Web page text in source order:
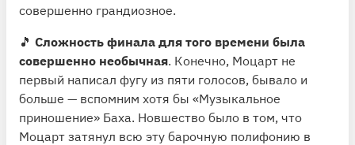
совершенно грандиозное.
🎵 Сложность финала для того времени была
совершенно необычная. Конечно, Моцарт не
первый написал фугу из пяти голосов, бывало и
больше — вспомним хотя бы «Музыкальное
приношение» Баха. Новшество было в том, что
Моцарт затянул всю эту барочную полифонию в